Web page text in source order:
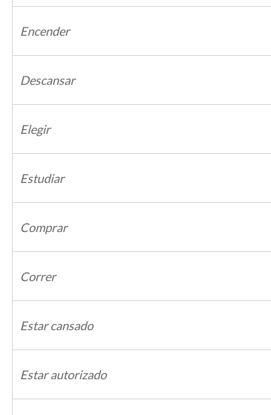
Encender
Descansar
Elegir
Estudiar
Comprar
Correr
Estar cansado
Estar autorizado